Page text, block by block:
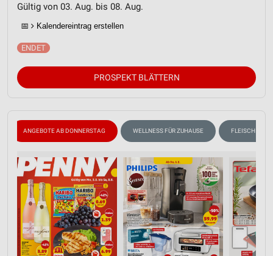
Gültig von 03. Aug. bis 08. Aug.
📅 Kalendereintrag erstellen
PROSPEKT BLÄTTERN
ANGEBOTE AB DONNERSTAG WELLNESS FÜR ZUHAUSE FLEISCH &